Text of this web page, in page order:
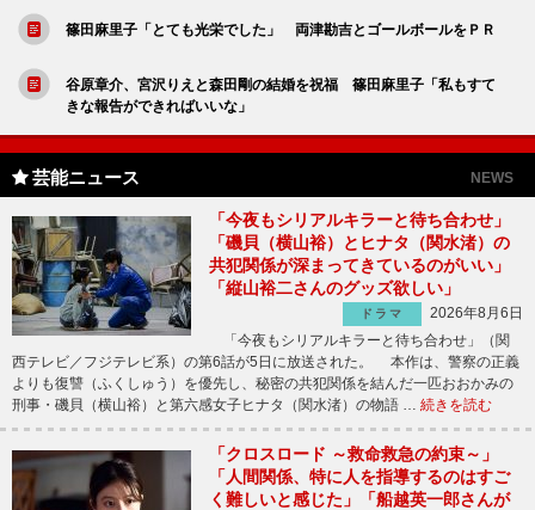
篠田麻里子「とても光栄でした」 両津勘吉とゴールボールをＰＲ
谷原章介、宮沢りえと森田剛の結婚を祝福 篠田麻里子「私もすて
きな報告ができればいいな」
芸能ニュース NEWS
「今夜もシリアルキラーと待ち合わせ」
「磯貝（横山裕）とヒナタ（関水渚）の
共犯関係が深まってきているのがいい」
「縦山裕二さんのグッズ欲しい」
ドラマ
2026年8月6日
「今夜もシリアルキラーと待ち合わせ」（関
西テレビ／フジテレビ系）の第6話が5日に放送された。 本作は、警察の正義
よりも復讐（ふくしゅう）を優先し、秘密の共犯関係を結んだ一匹おおかみの
刑事・磯貝（横山裕）と第六感女子ヒナタ（関水渚）の物語 … 続きを読む
「クロスロード ～救命救急の約束～」
「人間関係、特に人を指導するのはすご
く難しいと感じた」「船越英一郎さんが